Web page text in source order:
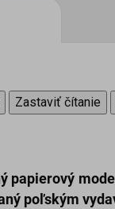
Zastaviť čítanie
papierový model
poľským